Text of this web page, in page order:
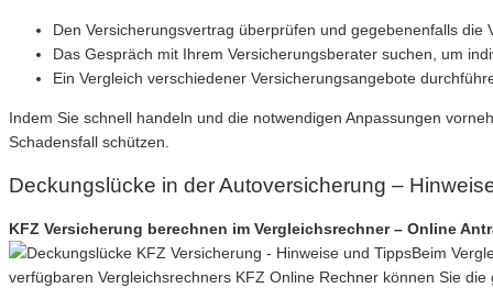
Den Versicherungsvertrag überprüfen und gegebenenfalls
Das Gespräch mit Ihrem Versicherungsberater suchen, um
Ein Vergleich verschiedener Versicherungsangebote
Indem Sie schnell handeln und die notwendigen Anpassungen
Schadensfall schützen.
Deckungslücke in der Autoversicherung –
KFZ Versicherung berechnen im Vergleichsrechner – Online
Beim
verfügbaren Vergleichsrechners KFZ Online Rechner können Sie